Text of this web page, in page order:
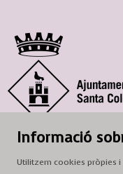
© Ajuntament de Santa Coloma
Informació
Utilitzem cookies pròpies